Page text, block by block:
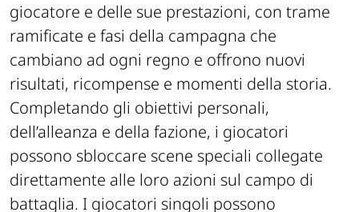
giocatore e delle sue prestazioni, con trame
ramificate e fasi della campagna che
cambiano ad ogni regno e offrono nuovi
risultati, ricompense e momenti della storia.
Completando gli obiettivi personali,
dell’alleanza e della fazione, i giocatori
possono sbloccare scene speciali collegate
direttamente alle loro azioni sul campo di
battaglia. I giocatori singoli possono